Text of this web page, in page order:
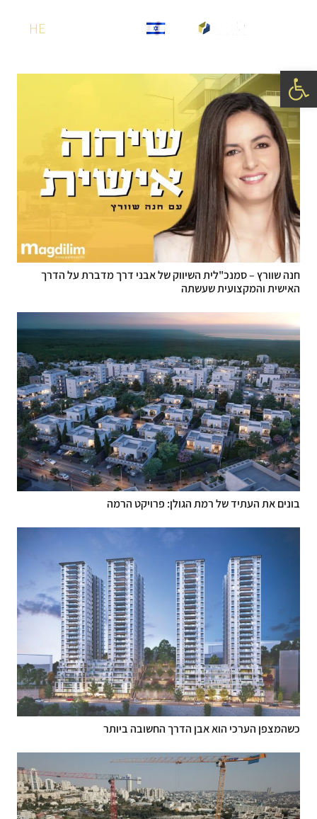
פתח סרגל נגישות
HE
חנה שוורץ – סמנכ"לית השיווק של אבני דרך מדברת על הדרך
האישית והמקצועית שעשתה
בונים את העתיד של רמת הגולן: פרויקט הרמה
כשהמצפן הערכי הוא אבן הדרך החשובה ביותר